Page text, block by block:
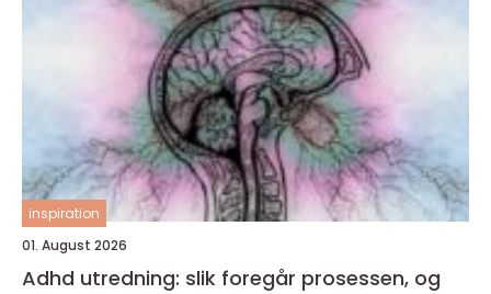
inspiration
01. August 2026
Adhd utredning: slik foregår prosessen, og